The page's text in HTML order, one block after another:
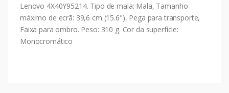
Lenovo 4X40Y95214. Tipo de mala: Mala, Tamanho
máximo de ecrã: 39,6 cm (15.6"), Pega para transporte,
Faixa para ombro. Peso: 310 g. Cor da superfície:
Monocromático